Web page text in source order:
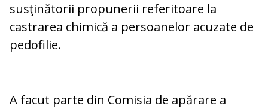
susţinătorii propunerii referitoare la
castrarea chimică a persoanelor acuzate de
pedofilie.
A facut parte din Comisia de apărare a